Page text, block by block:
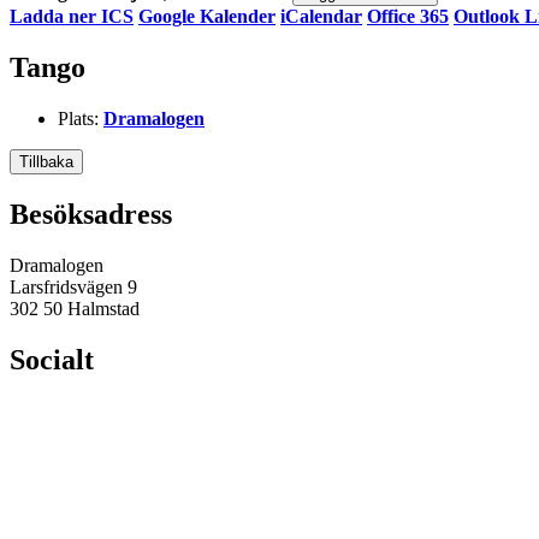
Ladda ner ICS Google Kalender iCalendar Office 365 Outlook
Tango
Plats: Dramalogen
Tillbaka
Besöksadress
Dramalogen
Larsfridsvägen 9
302 50 Halmstad
Socialt